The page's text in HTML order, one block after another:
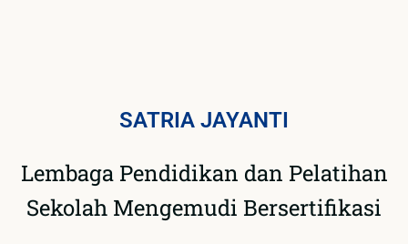
SATRIA JAYANTI
Lembaga Pendidikan dan Pelatihan
Sekolah Mengemudi Bersertifikasi